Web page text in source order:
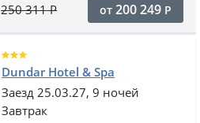
250 311Р от 200 249 Р
Dundar Hotel & Spa
Заезд 25.03.27, 9 ночей
Завтрак